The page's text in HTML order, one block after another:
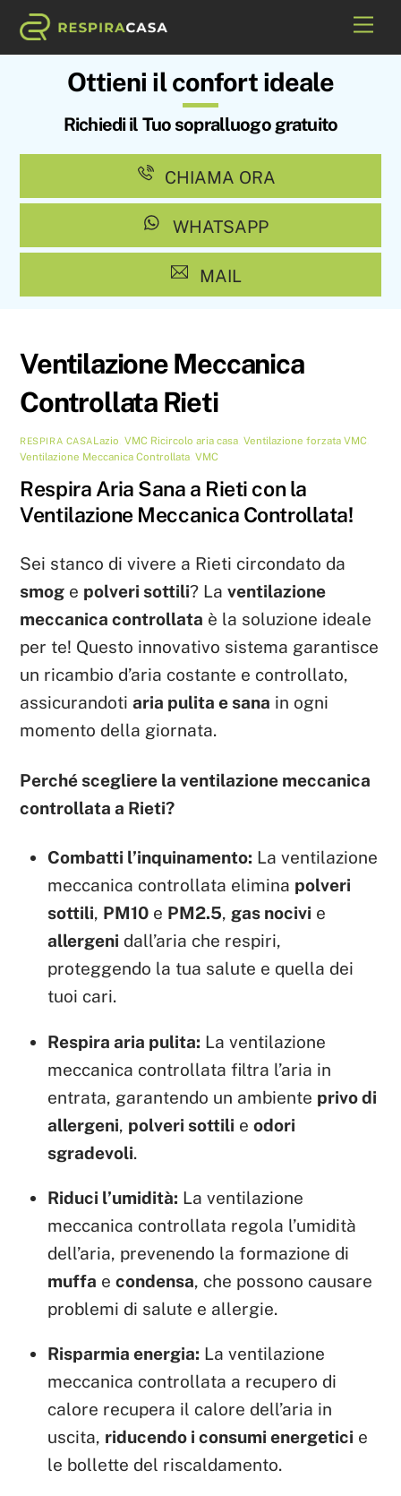
Skip
Ottieni il confort ideale
Richiedi il Tuo sopralluogo gratuito
CHIAMA ORA
WHATSAPP
MAIL
Ventilazione Meccanica
Controllata Rieti
RESPIRA CASALazio VMC Ricircolo aria casa, Ventilazione forzata VMC,
Ventilazione Meccanica Controllata ,VMC
Respira Aria Sana a Rieti con la
Ventilazione Meccanica Controllata!
Sei stanco di vivere a Rieti circondato da
smog e polveri sottili? Laventilazione
meccanica controllata è la soluzione ideale
per te! Questo innovativo sistema garantisce
un ricambio d’aria costante e controllato,
assicurandotiaria pulita e sana in ogni
momento della giornata.
Perché scegliere la ventilazione meccanica
controllata a Rieti?
Combatti l’inquinamento: La ventilazione
meccanica controllata elimina polveri
sottili, PM10 e PM2.5, gas nocivi e
allergeni dall’aria che respiri,
proteggendo la tua salute e quella dei
tuoi cari.
Respira aria pulita: La ventilazione
meccanica controllata filtra l’aria in
entrata, garantendo un ambiente privo di
allergeni, polveri sottili eodori
sgradevoli.
Riduci l’umidità: La ventilazione
meccanica controllata regola l’umidità
dell’aria, prevenendo la formazione di
muffa econdensa, che possono causare
problemi di salute e allergie.
Risparmia energia: La ventilazione
meccanica controllata a recupero di
calore recupera il calore dell’aria in
uscita, riducendo i consumi energetici e
le bollette del riscaldamento.